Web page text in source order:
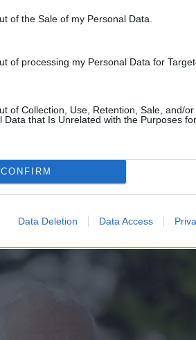
of the Sale of my Personal Data.
of processing my Personal Data for
of Collection, Use, Retention, Sale, and/or
Data that Is Unrelated with the Purposes
CONFIRM
Data Deletion Data Access
στην ποίηση και τη μελέτη της
Ποιήματα και δοκιμιακά του κείμενα,
κατά καιρούς σε εφημερίδες και
τρεις μελέτες, εφτά βιβλία με δοκίμια